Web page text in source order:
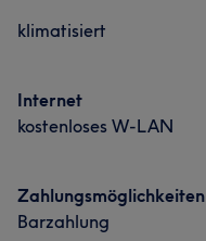
klimatisiert
Internet
kostenloses W-LAN
Zahlungsmöglichkeiten
Barzahlung